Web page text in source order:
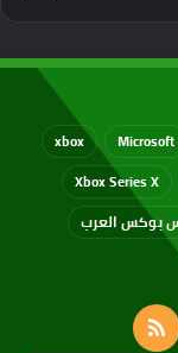
Microsoft
xbox
Xbox Series X
بوكس العرب
ملخص